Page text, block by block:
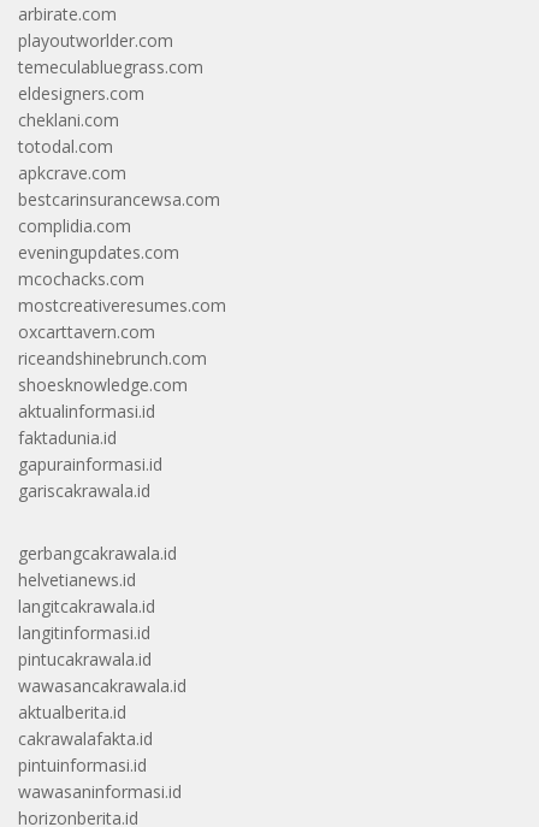
arbirate.com
playoutworlder.com
temeculabluegrass.com
eldesigners.com
cheklani.com
totodal.com
apkcrave.com
bestcarinsurancewsa.com
complidia.com
eveningupdates.com
mcochacks.com
mostcreativeresumes.com
oxcarttavern.com
riceandshinebrunch.com
shoesknowledge.com
aktualinformasi.id
faktadunia.id
gapurainformasi.id
gariscakrawala.id
gerbangcakrawala.id
helvetianews.id
langitcakrawala.id
langitinformasi.id
pintucakrawala.id
wawasancakrawala.id
aktualberita.id
cakrawalafakta.id
pintuinformasi.id
wawasaninformasi.id
horizonberita.id